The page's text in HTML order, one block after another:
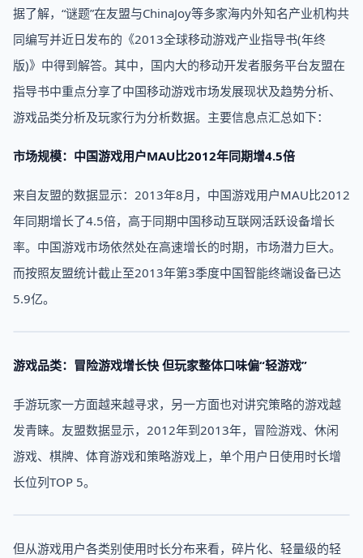
据了解，“谜题”在友盟与ChinaJoy等多家海内外知名产业机构共
同编写并近日发布的《2013全球移动游戏产业指导书(年终
版)》中得到解答。其中，国内大的移动开发者服务平台友盟在
指导书中重点分享了中国移动游戏市场发展现状及趋势分析、
游戏品类分析及玩家行为分析数据。主要信息点汇总如下：
市场规模：中国游戏用户MAU比2012年同期增4.5倍
来自友盟的数据显示：2013年8月，中国游戏用户MAU比2012
年同期增长了4.5倍，高于同期中国移动互联网活跃设备增长
率。中国游戏市场依然处在高速增长的时期，市场潜力巨大。
而按照友盟统计截止至2013年第3季度中国智能终端设备已达
5.9亿。
游戏品类：冒险游戏增长快 但玩家整体口味偏“轻游戏”
手游玩家一方面越来越寻求，另一方面也对讲究策略的游戏越
发青睐。友盟数据显示，2012年到2013年，冒险游戏、休闲
游戏、棋牌、体育游戏和策略游戏上，单个用户日使用时长增
长位列TOP 5。
但从游戏用户各类别使用时长分布来看，碎片化、轻量级的轻